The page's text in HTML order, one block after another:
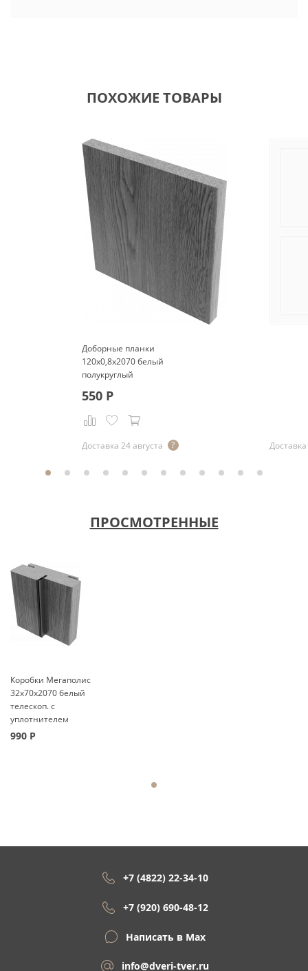
ПОХОЖИЕ ТОВАРЫ
Доборные планки
120x0,8x2070 белый
полукруглый
550Р
Доставка 24 августа Доставка
ПРОСМОТРЕННЫЕ
Коробки Мегаполис
32x70x2070 белый
телескоп. с
уплотнителем
990 Р
+7 (4822) 22-34-10
+7 (920) 690-48-12
Написать в Max
info@dveri-tver.ru